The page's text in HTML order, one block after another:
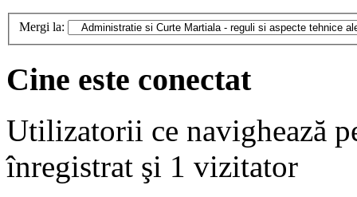
Mergi la:
Cine este conectat
Utilizatorii ce navighează
înregistrat şi 1 vizitator